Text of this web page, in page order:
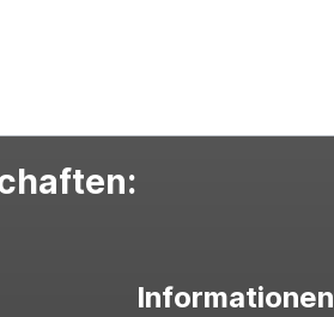
Informationen